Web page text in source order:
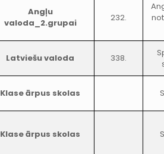
Angļu
valoda_2.grupai
232.
Latviešu valoda 338.
Klase ārpus skolas
Klase ārpus skolas